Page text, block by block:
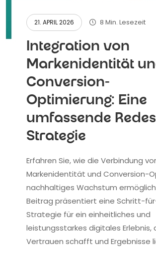
21. APRIL 2026 8 Min. Lesezeit
Integration von
Markenidentität
Conversion-
Optimierung: Eine
umfassende
Strategie
Erfahren Sie, wie die Verbindung
Markenidentität und Conversion-
nachhaltiges Wachstum
Beitrag präsentiert eine Schritt-
Strategie für ein einheitliches und
leistungsstarkes digitales Erlebnis,
Vertrauen schafft und Ergebnisse